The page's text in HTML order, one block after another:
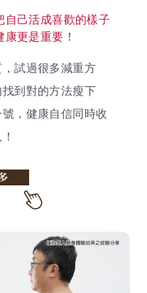
己活成喜歡的樣子
更是重要！
試過很多減重方
到對的方法瘦下
，健康自信同時收